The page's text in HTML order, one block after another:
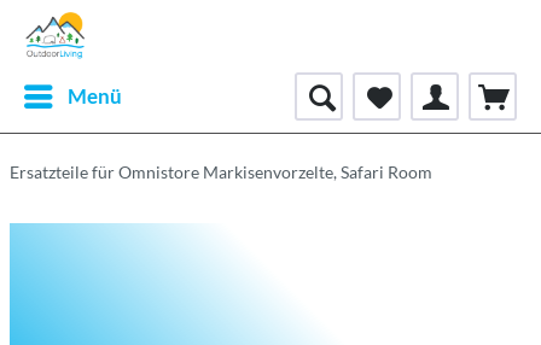
Menü
Ersatzteile für Omnistore Markisenvorzelte, Safari Room